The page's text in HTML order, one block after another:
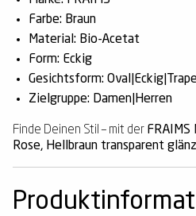
Farbe: Braun
Material: Bio-Acetat
Form: Eckig
Gesichtsform:
Zielgruppe: Damen|Herren
Finde Deinen Stil – mit der
Rose, Hellbraun transparent